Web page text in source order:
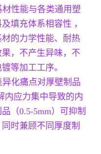
性能与各类通用塑
填充体系相容性 ，
的力学性能、耐热
，不产生异味，不
等加工工序。
化痛点对厚壁制品
内应力集中导致的内
（0.5-5mm）可抑制
时兼顾不同厚度制